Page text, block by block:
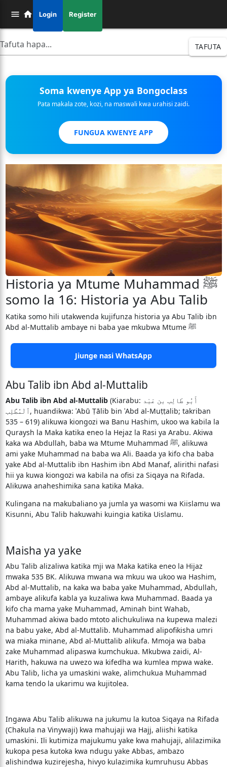
Login Register
TAFUTA
Soma kwenye App ya Bongoclass
Pata makala zote, kozi, na maswali kwa urahisi zaidi.
FUNGUA KWENYE APP
Historia ya Mtume Muhammad ﷺ
somo la 16: Historia ya Abu Talib
Katika somo hili utakwenda kujifunza historia ya Abu Talib ibn
Abd al-Muttalib ambaye ni baba yae mkubwa Mtume ﷺ
Jiunge nasi WhatsApp
Abu Talib ibn Abd al-Muttalib
Abu Talib ibn Abd al-Muttalib(Kiarabu: أَبُو طَالِب بن عَبْد
ٱلْمُطَّلِب, huandikwa: ʾAbū Ṭālib bin ʿAbd al-Muṭṭalib; takriban
535 – 619) alikuwa kiongozi wa Banu Hashim, ukoo wa kabila la
Quraysh la Maka katika eneo la Hejaz la Rasi ya Arabu. Akiwa
kaka wa Abdullah, baba wa Mtume Muhammad ﷺ, alikuwa
ami yake Muhammad na baba wa Ali. Baada ya kifo cha baba
yake Abd al-Muttalib ibn Hashim ibn Abd Manaf, alirithi nafasi
hii ya kuwa kiongozi wa kabila na ofisi za Siqaya na Rifada.
Alikuwa anaheshimika sana katika Maka.
Kulingana na makubaliano ya jumla ya wasomi wa Kiislamu wa
Kisunni, Abu Talib hakuwahi kuingia katika Uislamu.
Maisha ya yake
Abu Talib alizaliwa katika mji wa Maka katika eneo la Hijaz
mwaka 535 BK. Alikuwa mwana wa mkuu wa ukoo wa Hashim,
Abd al-Muttalib, na kaka wa baba yake Muhammad, Abdullah,
ambaye alikufa kabla ya kuzaliwa kwa Muhammad. Baada ya
kifo cha mama yake Muhammad, Aminah bint Wahab,
Muhammad akiwa bado mtoto alichukuliwa na kupewa malezi
na babu yake, Abd al-Muttalib. Muhammad alipofikisha umri
wa miaka minane, Abd al-Muttalib alikufa. Mmoja wa baba
zake Muhammad alipaswa kumchukua. Mkubwa zaidi, Al-
Harith, hakuwa na uwezo wa kifedha wa kumlea mpwa wake.
Abu Talib, licha ya umaskini wake, alimchukua Muhammad
kama tendo la ukarimu wa kujitolea.
Ingawa Abu Talib alikuwa na jukumu la kutoa Siqaya na Rifada
(Chakula na Vinywaji) kwa mahujaji wa Hajj, aliishi katika
umaskini. Ili kutimiza majukumu yake kwa mahujaji, alilazimika
kukopa pesa kutoka kwa ndugu yake Abbas, ambazo
alishindwa kuzirejesha, hivyo kulazimika kumruhusu Abbas